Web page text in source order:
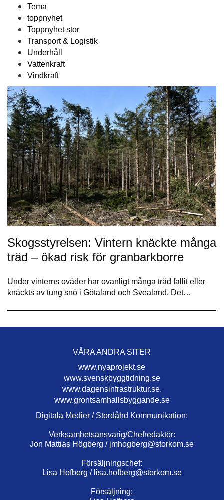
Tema
toppnyhet
Toppnyhet stor
Transport & Logistik
Underhåll
Vattenkraft
Vindkraft
Skogsstyrelsen: Vintern knäckte många
träd – ökad risk för granbarkborre
Under vinterns oväder har ovanligt många träd fallit eller
knäckts av tung snö i Götaland och Svealand. Det…
VÅRA ANDRA SITER
www.nyaprojekt.se
www.svenskbyggtidning.se
www.dagensinfrastruktur.se.
www.grontsamhallsbyggande.se
Digitala Medier / Stordåhd Kommunikation:
Verksamhetsansvarig/Chefredaktör:
Jon Mattias Högberg / jmhogberg@storkom.se
Försäljningschef:
Lisa Hofberg / lisa.hofberg@storkom.se
Försäljning: